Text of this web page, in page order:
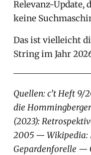
Relevanz-Update,
keine
Das ist vielleicht
String im Jahr
Quellen: c’t Heft 9/
die
(2023):
2005 — Wikipedia:
Gepardenforelle —